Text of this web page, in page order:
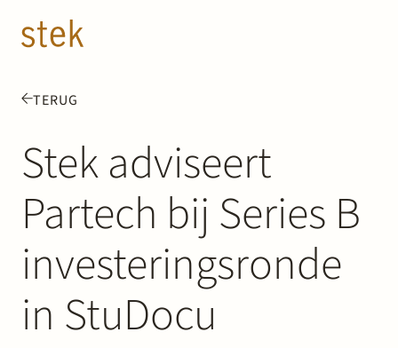
TERUG
Stek adviseert
Partech bij Series B
investeringsronde
in StuDocu
Mensen
Expertise
Over ons
Track record
News & Insights